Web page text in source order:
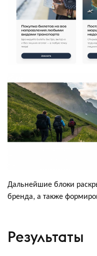
Дальнейшие блоки
бренда, а также
Результаты